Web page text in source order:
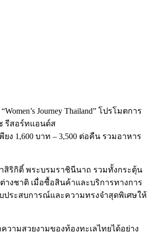
Journey Thailand” โปรโมตการ
ช รีสอร์ทแอนด์ส
พียง 1,600 บาท – 3,500 ต่อคืน รวมอาหาร
าสิริกิติ์ พระบรมราชินีนาถ รวมทั้งกระตุ้น
งชาติ เมื่อซื้อสินค้าและบริการทางการ
อบประสบการณ์และความทรงจำสุดพิเศษให้
วามสวยงามของท้องทะเลไทยได้อย่าง